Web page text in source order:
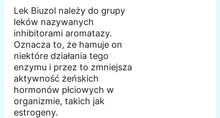
Lek Biuzol należy do grupy
leków nazywanych
inhibitorami aromatazy.
Oznacza to, że hamuje on
niektóre działania tego
enzymu i przez to zmniejsza
aktywność żeńskich
hormonów płciowych w
organizmie, takich jak
estrogeny.